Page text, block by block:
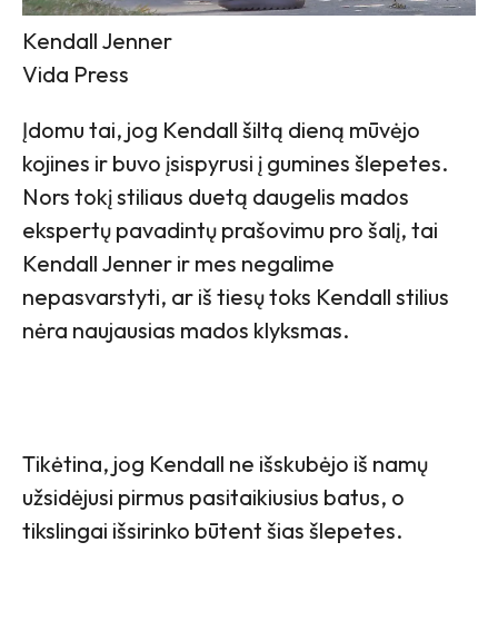
Kendall Jenner
Vida Press
Įdomu tai, jog Kendall šiltą dieną mūvėjo
kojines ir buvo įsispyrusi į gumines šlepetes.
Nors tokį stiliaus duetą daugelis mados
ekspertų pavadintų prašovimu pro šalį, tai
Kendall Jenner ir mes negalime
nepasvarstyti, ar iš tiesų toks Kendall stilius
nėra naujausias mados klyksmas.
Tikėtina, jog Kendall ne išskubėjo iš namų
užsidėjusi pirmus pasitaikiusius batus, o
tikslingai išsirinko būtent šias šlepetes.